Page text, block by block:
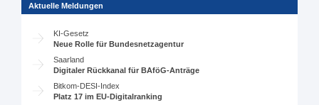
Aktuelle Meldungen
KI-Gesetz
Neue Rolle für Bundesnetzagentur
Saarland
Digitaler Rückkanal für BAföG-Anträge
Bitkom-DESI-Index
Platz 17 im EU-Digitalranking